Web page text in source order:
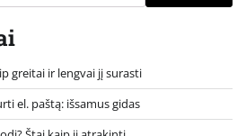
greitai ir lengvai jį surasti
el. paštą: išsamus gidas